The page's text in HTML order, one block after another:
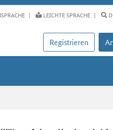
LEICHTE SPRACHE
Registrieren